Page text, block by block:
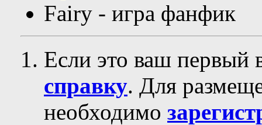
Fairy - игра фанфик
Если это ваш первый
справку. Для
необходимо